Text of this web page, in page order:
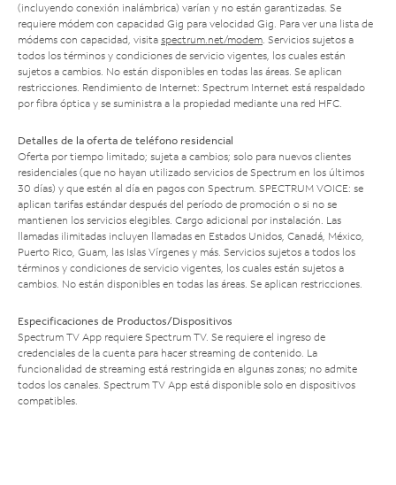
(incluyendo conexión inalámbrica) varían y no están garantizadas. Se
requiere módem con capacidad Gig para velocidad Gig. Para ver una lista de
módems con capacidad, visita spectrum.net/modem. Servicios sujetos a
todos los términos y condiciones de servicio vigentes, los cuales están
sujetos a cambios. No están disponibles en todas las áreas. Se aplican
restricciones. Rendimiento de Internet: Spectrum Internet está respaldado
por fibra óptica y se suministra a la propiedad mediante una red HFC.
Detalles de la oferta de teléfono residencial
Oferta por tiempo limitado; sujeta a cambios; solo para nuevos clientes
residenciales (que no hayan utilizado servicios de Spectrum en los últimos
30 días) y que estén al día en pagos con Spectrum. SPECTRUM VOICE: se
aplican tarifas estándar después del período de promoción o si no se
mantienen los servicios elegibles. Cargo adicional por instalación. Las
llamadas ilimitadas incluyen llamadas en Estados Unidos, Canadá, México,
Puerto Rico, Guam, las Islas Vírgenes y más. Servicios sujetos a todos los
términos y condiciones de servicio vigentes, los cuales están sujetos a
cambios. No están disponibles en todas las áreas. Se aplican restricciones.
Especificaciones de Productos/Dispositivos
Spectrum TV App requiere Spectrum TV. Se requiere el ingreso de
credenciales de la cuenta para hacer streaming de contenido. La
funcionalidad de streaming está restringida en algunas zonas; no admite
todos los canales. Spectrum TV App está disponible solo en dispositivos
compatibles.